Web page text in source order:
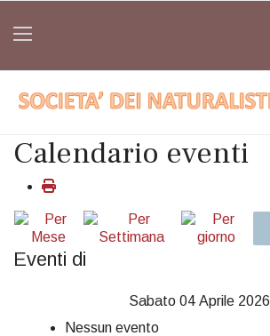
Calendario eventi
Eventi di
Sabato 04 Aprile 2026
Nessun evento